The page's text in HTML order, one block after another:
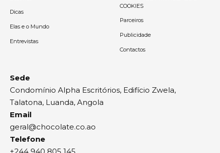
Dicas
Elas e o Mundo
Entrevistas
COOKIES
Parceiros
Publicidade
Contactos
Sede
Condomínio Alpha Escritórios, Edifício Zwela,
Talatona, Luanda, Angola
Email
geral@chocolate.co.ao
Telefone